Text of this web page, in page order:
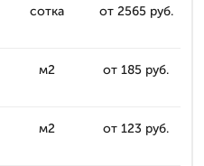
сотка от 2565 руб.
м2 от 185 руб.
м2 от 123 руб.